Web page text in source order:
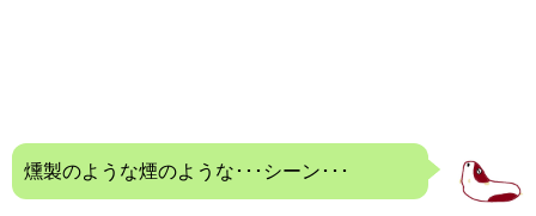
燻製のような煙のような･･･シーン･･･